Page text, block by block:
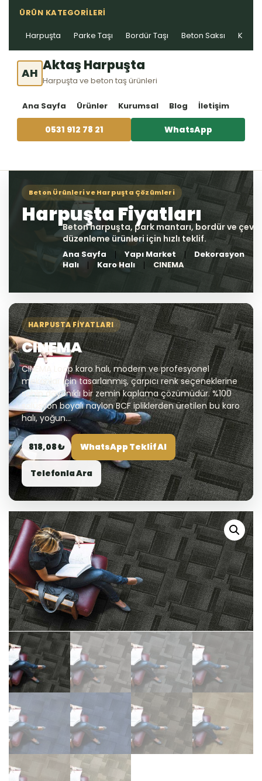
ÜRÜN KATEGORILERI
Harpuşta Parke Taşı Bordür Taşı Beton Saksı Kablo
AH Aktaş Harpuşta
Harpuşta ve beton taş ürünleri
Ana Sayfa Ürünler Kurumsal Blog İletişim
0531 912 78 21 WhatsApp
Ana Sayfa Yapı Market
Dekorasyon
Halı
Karo Halı CINEMA
HARPUSTA FIYATLARI
CINEMA
CINEMA Loop karo halı, modern ve profesyonel
mekanlar için tasarlanmış, çarpıcı renk seçeneklerine
sahip dayanıklı bir zemin kaplama çözümüdür. %100
solüsyon boyalı naylon BCF ipliklerden üretilen bu karo
halı, yoğun...
818,08 ₺ WhatsApp Teklif Al
Telefonla Ara